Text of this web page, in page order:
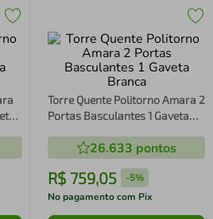
Torre Quente Politorno Amara 2
Portas Basculantes 1 Gaveta
26.633 pontos
R$ 759,05 -5%
No pagamento com Pix